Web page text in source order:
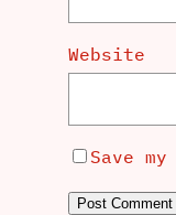
Website
Save